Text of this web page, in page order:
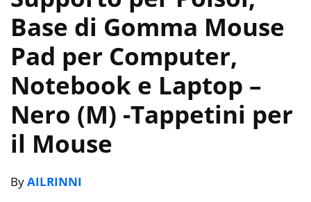
Base di Gomma Mouse
Pad per Computer,
Notebook e Laptop –
Nero (M) -Tappetini per
il Mouse
ByAILRINNI